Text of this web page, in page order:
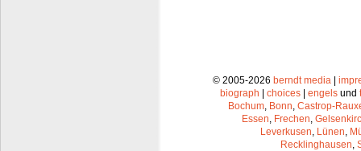
© 2005-2026 berndt media |
biograph | choices | engels und
Bochum Bonn Castrop-
Essen Frechen
Leverkusen Lünen
Recklinghausen